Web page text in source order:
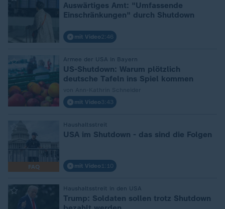
Auswärtiges Amt: "Umfassende
Einschränkungen" durch Shutdown
mit Video2:46
Armee der USA in Bayern
:
US-Shutdown: Warum plötzlich
deutsche Tafeln ins Spiel kommen
mit Video3:43
FAQ
Haushaltsstreit
USA im Shutdown - das sind die Folgen
mit Video 1:10
Haushaltsstreit in den USA
Trump: Soldaten sollen trotz Shutdown